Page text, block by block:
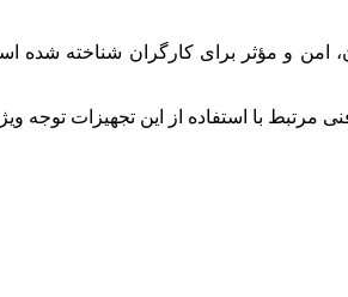
امن و مؤثر برای کارگران شناخته شده
مرتبط با استفاده از این تجهیزات توجه